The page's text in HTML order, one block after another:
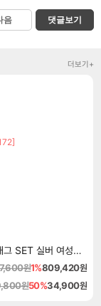
음 댓글보기
더보기+
실버 여성용 쪼리
원1%809,420원
원50%34,900원